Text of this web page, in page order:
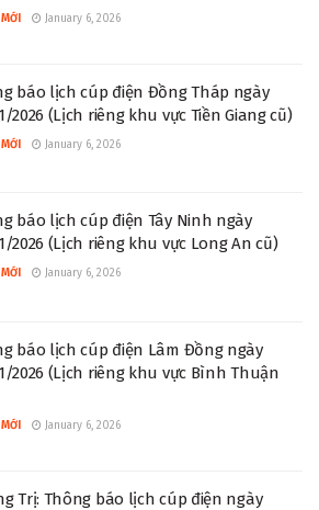
January 6, 2026
báo lịch cúp điện Đồng Tháp ngày
2026 (Lịch riêng khu vực Tiền Giang cũ)
January 6, 2026
báo lịch cúp điện Tây Ninh ngày
2026 (Lịch riêng khu vực Long An cũ)
January 6, 2026
báo lịch cúp điện Lâm Đồng ngày
2026 (Lịch riêng khu vực Bình Thuận
January 6, 2026
Trị: Thông báo lịch cúp điện ngày